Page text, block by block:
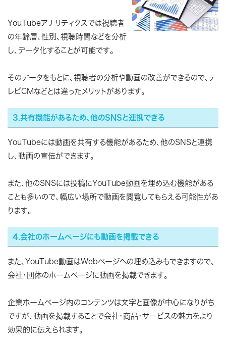
YouTubeアナリティクスでは視聴者
の年齢層、性別、視聴時間などを分析
し、データ化することが可能です。
そのデータをもとに、視聴者の分析や動画の改善ができるので、テ
レビCMなどとは違ったメリットがあります。
3.共有機能があるため、他のSNSと連携できる
YouTubeには動画を共有する機能があるため、他のSNSと連携
し、動画の宣伝ができます。
また、他のSNSには投稿にYouTube動画を埋め込む機能がある
ことも多いので、幅広い場所で動画を閲覧してもらえる可能性があ
ります。
4.会社のホームページにも動画を掲載できる
また、YouTube動画はWebページへの埋め込みもできますので、
会社・団体のホームページに動画を掲載できます。
企業ホームページ内のコンテンツは文字と画像が中心になりがち
ですが、動画を掲載することで会社・商品・サービスの魅力をより
効果的に伝えられます。